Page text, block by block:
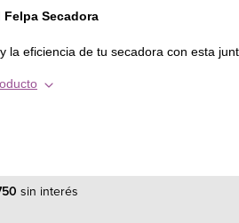
Secadora
la eficiencia de tu secadora con esta
evitar fugas de aire caliente, reducir la
flexible que permite el giro del
secado uniforme y evitando daños en la
sin interés